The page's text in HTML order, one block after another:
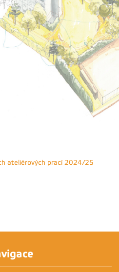
ateliérových prací 2024/25